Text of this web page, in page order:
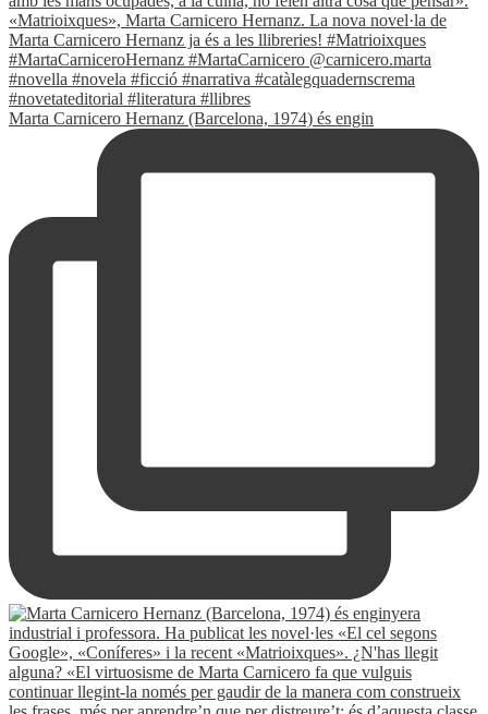
Marta Carnicero Hernanz (Barcelona, 1974) és engin